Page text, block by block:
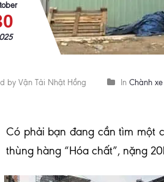
by Vận Tải Nhật Hồng In Chành xe
Có phải bạn đang cần tìm một
thùng hàng “Hóa chất”, nặng